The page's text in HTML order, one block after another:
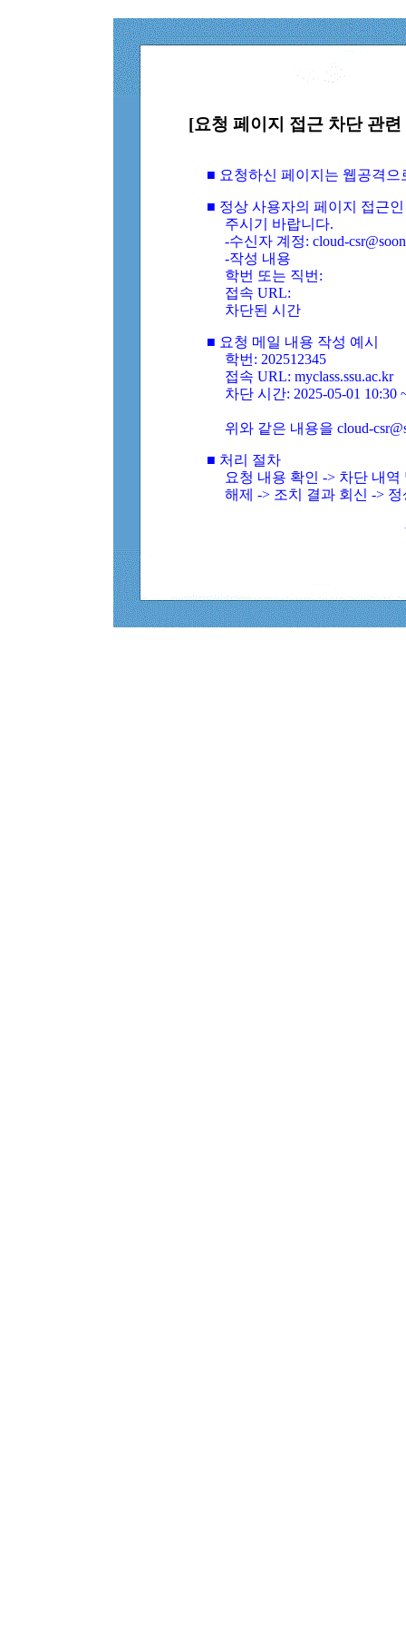
[요청 페이지 접근 차단 관
■ 요청하신 페이지는 웹공격
■ 정상 사용자의 페이지 접근
주시기 바랍니다.
-수신자 계정: cloud-
-작성 내용
학번 또는 직번:
접속 URL:
차단된 시간
■ 요청 메일 내용 작성 예시
학번: 202512345
접속 URL: myclass.ssu.ac.kr
차단 시간: 2025-05-01 10:30
위와 같은 내용을 cloud-
■ 처리 절차
요청 내용 확인 -> 차단 내
해제 -> 조치 결과 회신 ->